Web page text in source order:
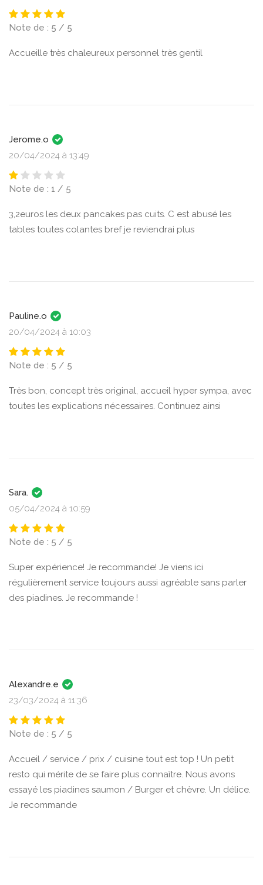
Note de : 5 / 5
Accueille très chaleureux personnel très gentil
Jerome.o
20/04/2024 à 13:49
Note de : 1 / 5
3,2euros les deux pancakes pas cuits. C est abusé les
tables toutes colantes bref je reviendrai plus
Pauline.o
20/04/2024 à 10:03
Note de : 5 / 5
Très bon, concept très original, accueil hyper sympa, avec
toutes les explications nécessaires. Continuez ainsi
Sara.
05/04/2024 à 10:59
Note de : 5 / 5
Super expérience! Je recommande! Je viens ici
régulièrement service toujours aussi agréable sans parler
des piadines. Je recommande !
Alexandre.e
23/03/2024 à 11:36
Note de : 5 / 5
Accueil / service / prix / cuisine tout est top ! Un petit
resto qui mérite de se faire plus connaître. Nous avons
essayé les piadines saumon / Burger et chèvre. Un délice.
Je recommande